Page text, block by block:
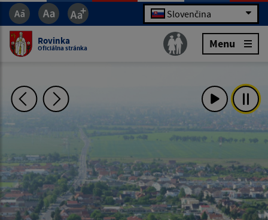
Slovenčina
Rovinka
Oficiálna stránka Menu